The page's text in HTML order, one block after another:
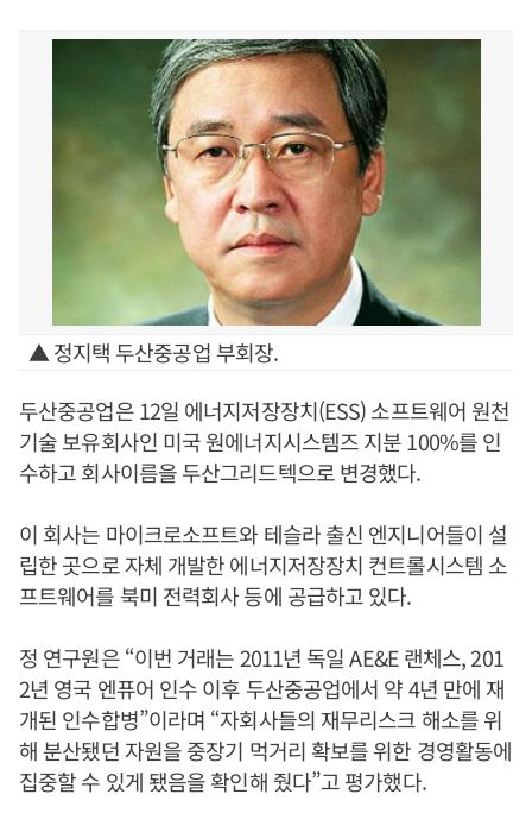
▲ 정지택 두산중공업 부회장.
두산중공업은 12일 에너지저장장치(ESS) 소프트웨어 원천
기술 보유회사인 미국 원에너지시스템즈 지분 100%를 인
수하고 회사이름을 두산그리드텍으로 변경했다.
이 회사는 마이크로소프트와 테슬라 출신 엔지니어들이 설
립한 곳으로 자체 개발한 에너지저장장치 컨트롤시스템 소
프트웨어를 북미 전력회사 등에 공급하고 있다.
정 연구원은 “이번 거래는 2011년 독일 AE&E 랜체스, 201
2년 영국 엔퓨어 인수 이후 두산중공업에서 약 4년 만에 재
개된 인수합병”이라며 “자회사들의 재무리스크 해소를 위
해 분산됐던 자원을 중장기 먹거리 확보를 위한 경영활동에
집중할 수 있게 됐음을 확인해 줬다”고 평가했다.